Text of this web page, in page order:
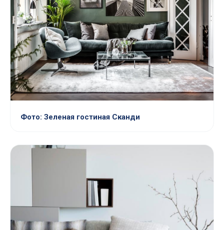
Фото: Зеленая гостиная Сканди